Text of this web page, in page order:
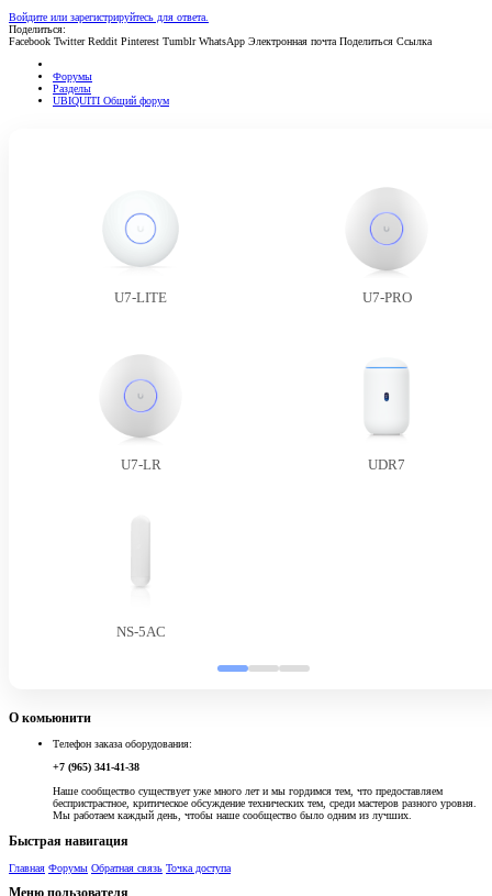
Войдите или зарегистрируйтесь для ответа.
Поделиться:
Facebook Twitter Reddit Pinterest Tumblr WhatsApp Электронная почта Поделиться Ссылка
Форумы
Разделы
UBIQUITI Общий форум
U7-LITE U7-PRO
U7-LR UDR7
NS-5AC
О комьюнити
Телефон заказа оборудования:
+7 (965) 341-41-38
Наше сообщество существует уже много лет и мы гордимся тем, что предоставляем
беспристрастное, критическое обсуждение технических тем, среди мастеров разного уровня.
Мы работаем каждый день, чтобы наше сообщество было одним из лучших.
Быстрая навигация
Главная Форумы Обратная связь Точка доступа